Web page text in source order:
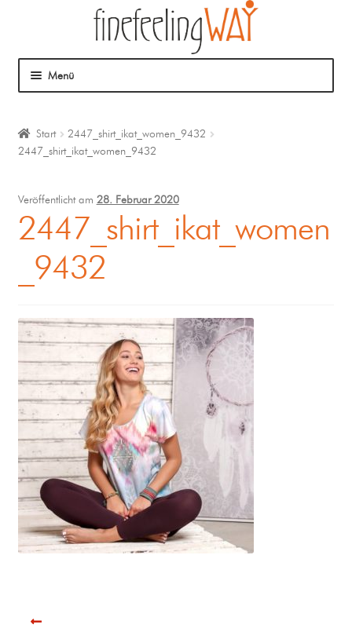
Menü
Mein Angebot
Coaching
Klangmassage
Start
2447_shirt_ikat_women_9432
2447_shirt_ikat_women_9432
Veröffentlicht am 28. Februar 2020
2447_shirt_ikat_women
_9432